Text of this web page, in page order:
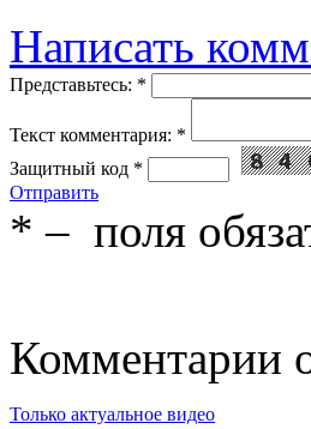
Написать
Представьтесь: *
Текст комментария: *
Защитный код *
Отправить
* – поля
Комментарии
Только актуальное видео